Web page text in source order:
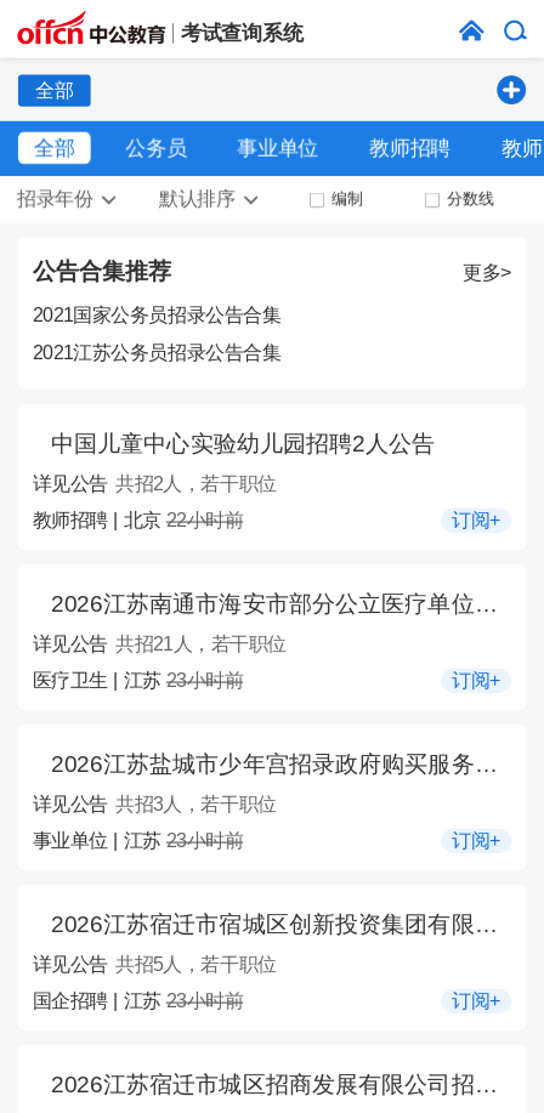
考试查询系统
全部
全部 公务员 事业单位 教师招聘 教
招录年份 默认排序 编制 分数线
更多>
公告合集推荐
2021国家公务员招录公告合集
2021江苏公务员招录公告合集
中国儿童中心实验幼儿园招聘2人公告
详见公告 共招2人，若干职位
教师招聘 | 北京 22小时前 订阅+
2026江苏南通市海安市部分公立医疗单位招聘编外人员21人公告
详见公告 共招21人，若干职位
医疗卫生 | 江苏 23小时前 订阅+
2026江苏盐城市少年宫招录政府购买服务用工3人公告
详见公告 共招3人，若干职位
事业单位 | 江苏 23小时前 订阅+
2026江苏宿迁市宿城区创新投资集团有限公司招聘5人公告
详见公告 共招5人，若干职位
国企招聘 | 江苏 23小时前 订阅+
2026江苏宿迁市城区招商发展有限公司招聘工作人员4人公告